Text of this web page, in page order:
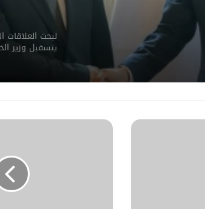
لبحث العلاقات
يتسقبل وزير
سوريا.. الهيئة
القنصليّة ..
للسفارة